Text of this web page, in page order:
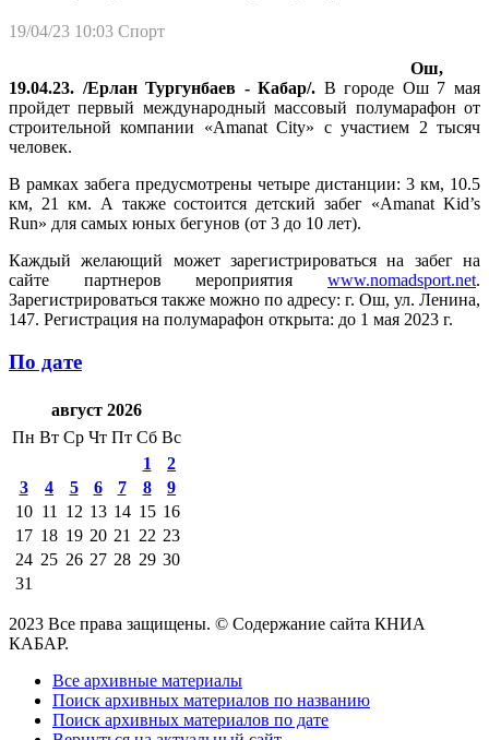
19/04/23 10:03 Спорт
Ош,
19.04.23. /Ерлан Тургунбаев - Кабар/. В городе Ош 7 мая
пройдет первый международный массовый полумарафон от
строительной компании «Amanat City» с участием 2 тысяч
человек.
В рамках забега предусмотрены четыре дистанции: 3 км, 10.5
км, 21 км. А также состоится детский забег «Amanat Kid’s
Run» для самых юных бегунов (от 3 до 10 лет).
Каждый желающий может зарегистрироваться на забег на
сайте партнеров мероприятия www.nomadsport.net.
Зарегистрироваться также можно по адресу: г. Ош, ул. Ленина,
147. Регистрация на полумарафон открыта: до 1 мая 2023 г.
По дате
август 2026
Пн Вт Ср Чт Пт Сб Вс
1
2
3
4 5 6 7 8
9
10 11 12 13 14 15 16
17 18 19 20 21 22 23
24 25 26 27 28 29 30
31
2023 Все права защищены. © Содержание сайта КНИА
КАБАР.
Все архивные материалы
Поиск архивных материалов по названию
Поиск архивных материалов по дате